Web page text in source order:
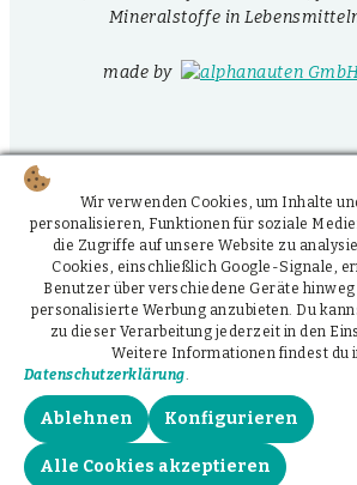
Mineralstoffe in
made by
Wir verwenden Cookies, um Inhalte
personalisieren, Funktionen für soziale
die Zugriffe auf unsere Website zu
Cookies, einschließlich Google-Signale,
Benutzer über verschiedene Geräte
personalisierte Werbung anzubieten. Du
zu dieser Verarbeitung jederzeit in den
Weitere Informationen findest du
Datenschutzerklärung.
Ablehnen Konfigurieren
Alle Cookies akzeptieren